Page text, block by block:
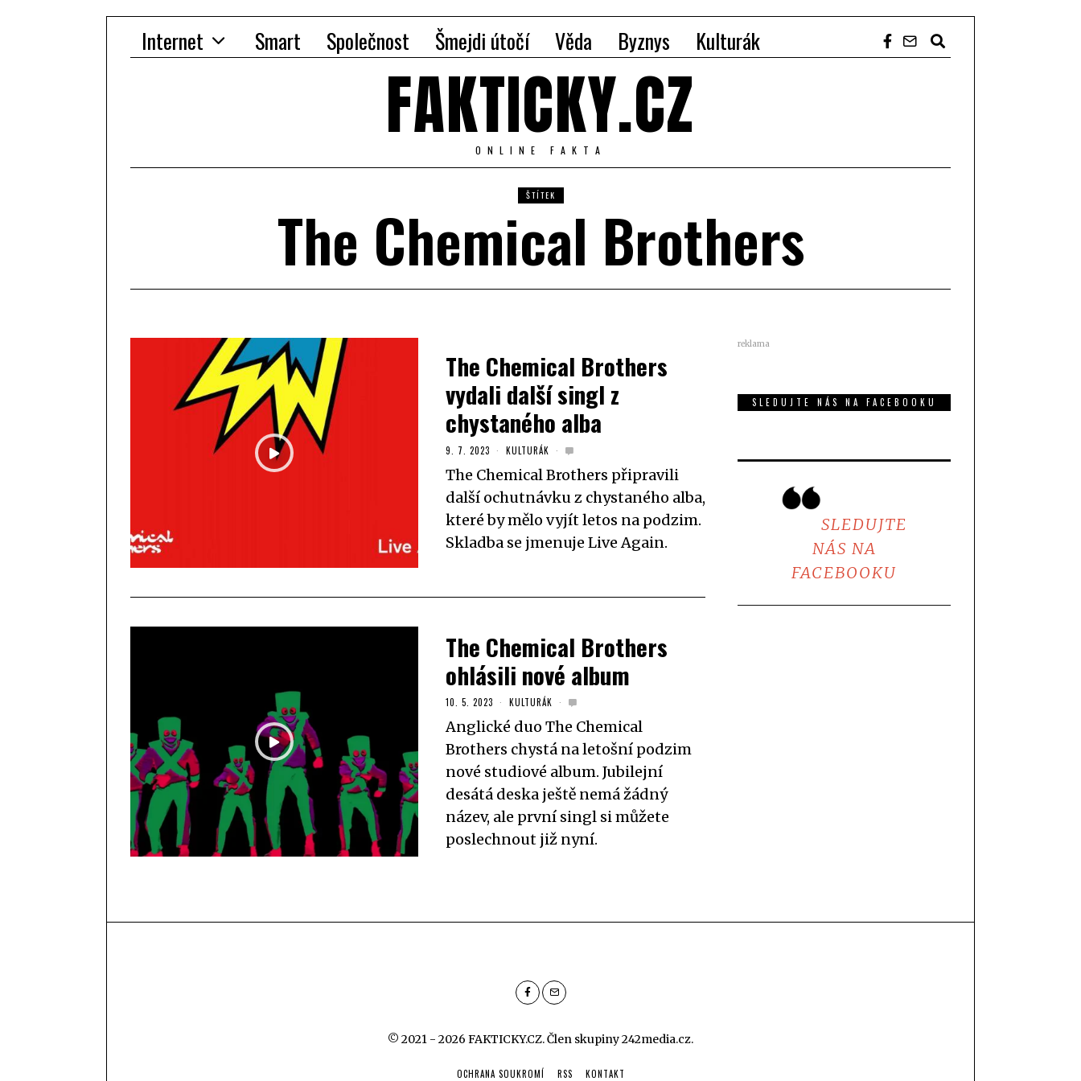
Internet Smart Společnost Šmejdi útočí Věda Byznys Kulturák
FAKTICKY.CZ
ONLINE FAKTA
ŠTÍTEK
The Chemical Brothers
The Chemical Brothers
vydali další singl z
chystaného alba
9. 7. 2023 KULTURÁK
The Chemical Brothers připravili
další ochutnávku z chystaného alba,
které by mělo vyjít letos na podzim.
Skladba se jmenuje Live Again.
The Chemical Brothers
ohlásili nové album
10. 5. 2023 KULTURÁK
Anglické duo The Chemical
Brothers chystá na letošní podzim
nové studiové album. Jubilejní
desátá deska ještě nemá žádný
název, ale první singl si můžete
poslechnout již nyní.
reklama
SLEDUJTE NÁS NA FACEBOOKU
SLEDUJTE
NÁS NA
FACEBOOKU
© 2021 - 2026 FAKTICKY.CZ. Člen skupiny242media.cz.
OCHRANA SOUKROMÍ RSS KONTAKT